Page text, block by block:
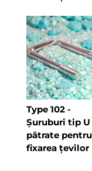
Type 102-
Șuruburi tip U
pătrate pentru
fixarea țevilor